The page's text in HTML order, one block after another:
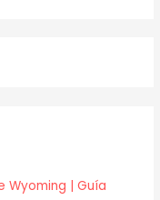
Wyoming | Guía